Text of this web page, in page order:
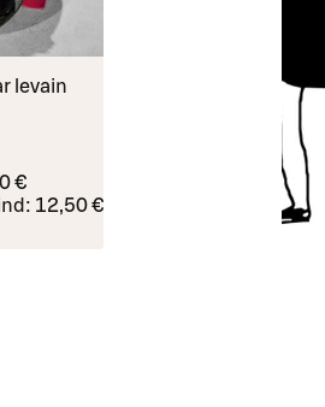
levain
€
12,50 €